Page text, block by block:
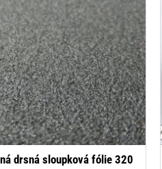
drsná sloupková fólie 320